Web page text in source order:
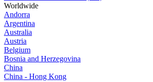
Worldwide
Andorra
Argentina
Australia
Austria
Belgium
Bosnia and Herzegovina
China
China - Hong Kong